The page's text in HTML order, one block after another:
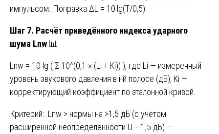
импульсом. Поправка ΔL = 10·lg(T/0,5).
Шаг 7. Расчёт приведённого индекса ударного
шума Lnw 📊
Lnw = 10 lg ( Σ 10^(0,1 × (Li + Ki)) ), где Li — измеренный
уровень звукового давления в i-й полосе (дБ), Ki —
корректирующий коэффициент по эталонной кривой.
Критерий: Lnw > нормы на >1,5 дБ (с учётом
расширенной неопределённости U = 1,5 дБ) —